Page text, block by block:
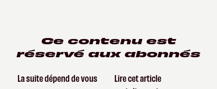
Ce contenu est
réservé aux abonnés
La suite dépend de vous
Lire cet article